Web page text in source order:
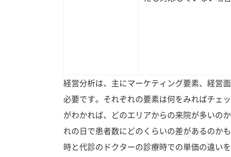
経営分析は、主にマーケティング要素、経営
必要です。それぞれの要素は何をみればチェ
がわかれば、どのエリアからの来院が多いの
れの日で患者数にどのくらいの差があるのか
時と代診のドクターの診療時での単価の違い